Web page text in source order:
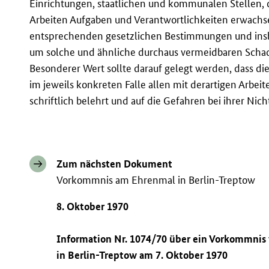
Einrichtungen, staatlichen und kommunalen
Arbeiten Aufgaben und Verantwortlichkeiten
entsprechenden gesetzlichen Bestimmungen und
um solche und ähnliche durchaus vermeidbaren
Besonderer Wert sollte darauf gelegt werden, dass
im jeweils konkreten Falle allen mit derartigen
schriftlich belehrt und auf die Gefahren bei ihrer
Zum nächsten Dokument
Vorkommnis am Ehrenmal in Berlin-Treptow
8. Oktober 1970
Information Nr. 1074/70 über ein
in Berlin-Treptow am 7. Oktober 1970